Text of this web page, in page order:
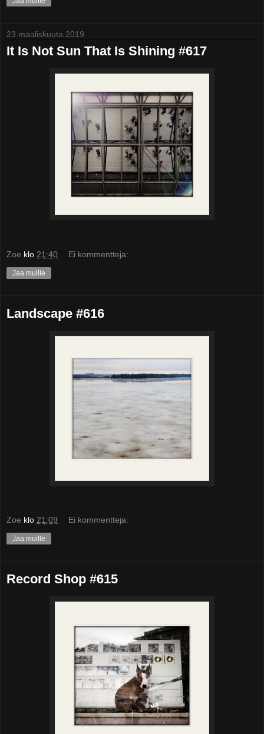
23 maaliskuuta 2019
It Is Not Sun That Is Shining #617
Zoe klo 21:40 Ei kommentteja:
Jaa muille
Landscape #616
Zoe klo 21:09 Ei kommentteja:
Jaa muille
Record Shop #615